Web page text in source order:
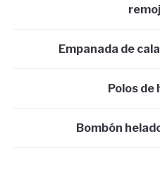
Empanada de
Polos de
Bombón